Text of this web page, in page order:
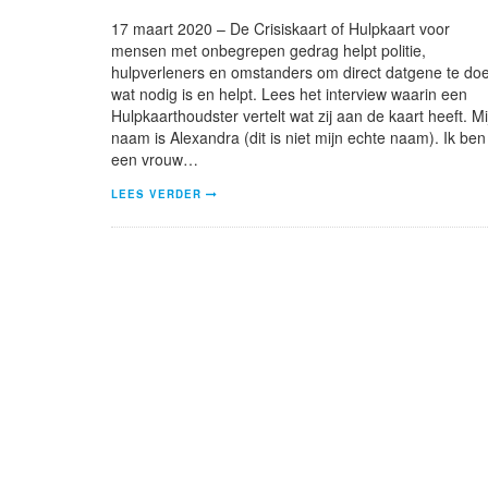
17 maart 2020 – De Crisiskaart of Hulpkaart voor
mensen met onbegrepen gedrag helpt politie,
hulpverleners en omstanders om direct datgene te
wat nodig is en helpt. Lees het interview waarin een
Hulpkaarthoudster vertelt wat zij aan de kaart heeft.
naam is Alexandra (dit is niet mijn echte naam). Ik ben
een vrouw…
LEES VERDER